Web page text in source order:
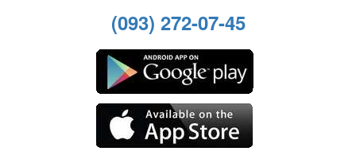
(093) 272-07-45